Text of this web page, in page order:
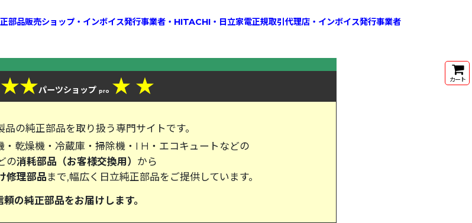
品販売ショップ・インボイス発行事業者・HITACHI・日立家電正規取引代理店・インボイス発行事業者
★★パーツショップ pro ★ ★
品の純正部品を取り扱う専門サイトです。
乾燥機・冷蔵庫・掃除機・I H・エコキュートなどの
の消耗部品（お客様交換用） から
修理部品 まで,幅広く日立純正部品をご提供しています。
心・信頼の純正部品をお届けします。
カート